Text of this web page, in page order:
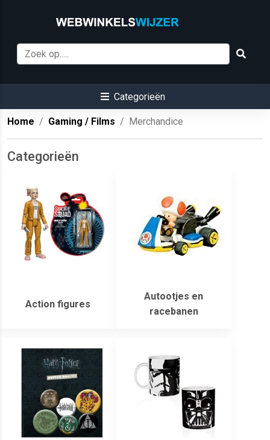
Categorieën
Home Gaming / Films Merchandice
Categorieën
Action figures
Autootjes en
racebanen